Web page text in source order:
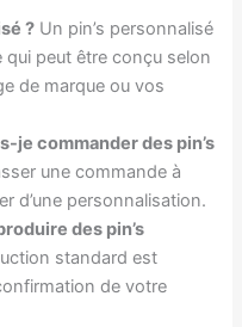
? Un pin’s personnalisé
peut être conçu selon
de marque ou vos
je commander des pin’s
une commande à
d’une personnalisation.
des pin’s
standard est
de votre